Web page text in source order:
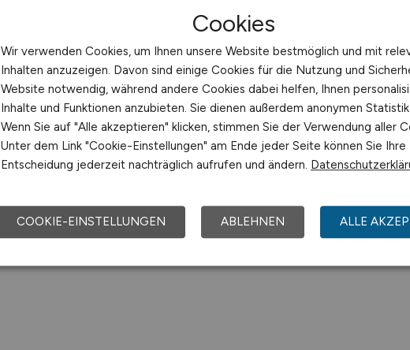
Cookies
Wir verwenden Cookies, um Ihnen unsere Website bestmöglich und mit
Inhalten anzuzeigen. Davon sind einige Cookies für die Nutzung und
Website notwendig, während andere Cookies dabei helfen, Ihnen
Inhalte und Funktionen anzubieten. Sie dienen außerdem anonymen
Wenn Sie auf "Alle akzeptieren" klicken, stimmen Sie der Verwendung aller
Unter dem Link "Cookie-Einstellungen" am Ende jeder Seite können Sie Ihre
Entscheidung jederzeit nachträglich aufrufen und ändern.
COOKIE-EINSTELLUNGEN ABLEHNEN ALLE